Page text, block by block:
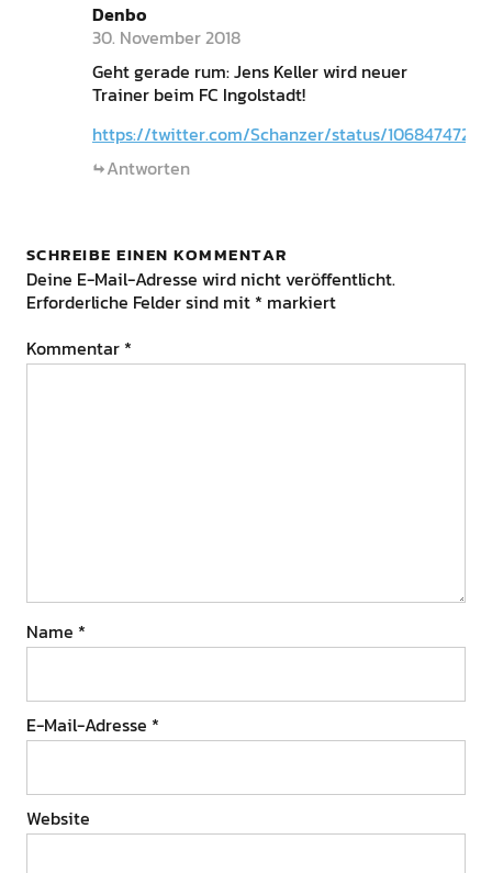
Denbo
30. November 2018
Geht gerade rum: Jens Keller wird neuer
Trainer beim FC Ingolstadt!
https://twitter.com/Schanzer/status/
Antworten
SCHREIBE EINEN KOMMENTAR
Deine E-Mail-Adresse wird nicht veröffentlicht.
Erforderliche Felder sind mit * markiert
Kommentar *
Name *
E-Mail-Adresse *
Website